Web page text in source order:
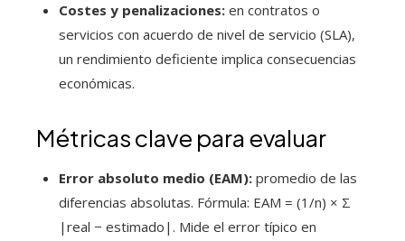
Costes y penalizaciones: en contratos o
servicios con acuerdo de nivel de servicio (SLA),
un rendimiento deficiente implica consecuencias
económicas.
Métricas clave para evaluar
Error absoluto medio (EAM): promedio de las
diferencias absolutas. Fórmula: EAM = (1/n) × Σ
|real − estimado|. Mide el error típico en